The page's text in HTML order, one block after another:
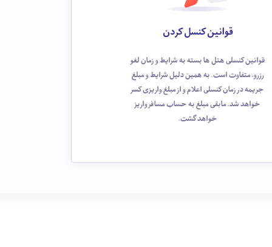
قوانین کنسل کردن
قوانین کنسلی هتل ها بسته به شرایط و زمان لغو
رزرو، متفاوت است. به همین دلیل شرایط و مبلغ
جریمه در زمان کنسلی اعلام و از مبلغ واریزی کسر
خواهد شد. مابقی مبلغ به حساب مسافر واریز
خواهد گشت.